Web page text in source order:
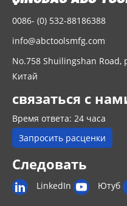
0086- (0) 532-88186388
info@abctoolsmfg.com
No.758 Shuilingshan Road,
Китай
связаться с
Время ответа: 24 часа
Запросить расценки
Следовать
LinkedIn Ютуб